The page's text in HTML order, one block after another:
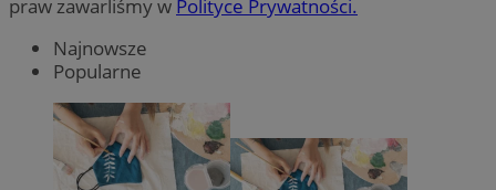
praw zawarliśmy w Polityce Prywatności.
Najnowsze
Popularne